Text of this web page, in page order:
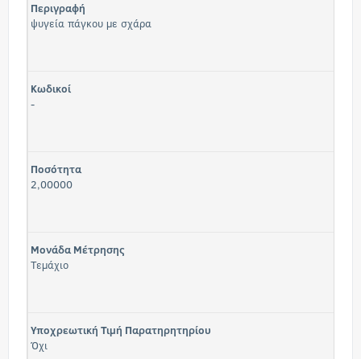
Περιγραφή
ψυγεία πάγκου με σχάρα
Κωδικοί
-
Ποσότητα
2,00000
Μονάδα Μέτρησης
Τεμάχιο
Υποχρεωτική Τιμή Παρατηρητηρίου
Όχι